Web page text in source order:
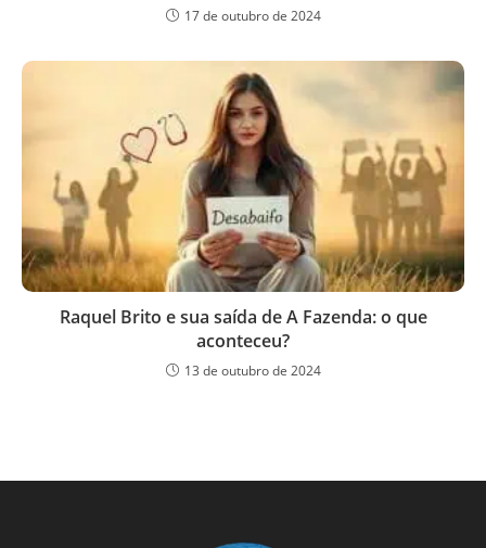
17 de outubro de 2024
Raquel Brito e sua saída de A Fazenda: o que
aconteceu?
13 de outubro de 2024